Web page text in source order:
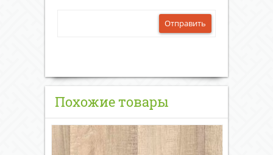
Отправить
Похожие товары